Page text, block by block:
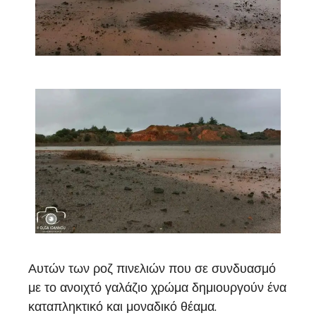
Αυτών των ροζ πινελιών που σε συνδυασμό
με το ανοιχτό γαλάζιο χρώμα δημιουργούν ένα
καταπληκτικό και μοναδικό θέαμα.